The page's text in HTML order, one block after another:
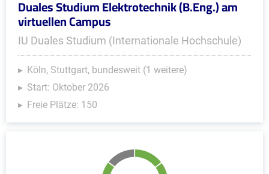
Duales Studium Elektrotechnik (B.Eng.) am
virtuellen Campus
IU Duales Studium (Internationale Hochschule)
Köln, Stuttgart, bundesweit (1 weitere)
Start: Oktober 2026
Freie Plätze: 150